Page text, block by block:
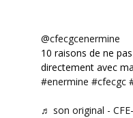
@cfecgcenermine
10 raisons de ne
directement avec
#enermine #cfecgc
♬ son original -